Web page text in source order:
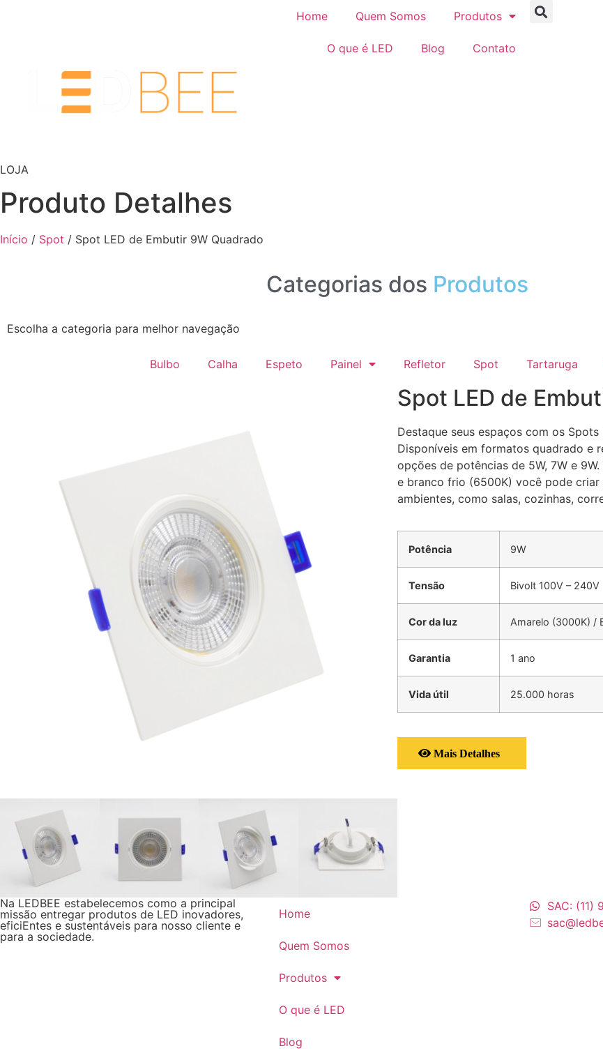
Home Quem Somos Produtos
O que é LED Blog Contato
LOJA
Produto Detalhes
Início / Spot / Spot LED de Embutir 9W Quadrado
Categorias dos Produtos
Escolha a categoria para melhor navegação
Bulbo Calha Espeto Painel Refletor Spot Tartaruga
Spot LED de
Destaque seus espaços com os Spots
Disponíveis em formatos quadrado e
opções de potências de 5W, 7W e
e branco frio (6500K) você pode
ambientes, como salas, cozinhas,
Potência 9W
Tensão Bivolt 100V – 240V
Cor da luz Amarelo (3000K) /
Garantia 1 ano
Vida útil 25.000 horas
Mais Detalhes
Na LEDBEE estabelecemos como a principal
missão entregar produtos de LED inovadores,
eficiEntes e sustentáveis para nosso cliente e
para a sociedade.
Home
Quem Somos
Produtos
O que é LED
Blog
SAC: (11)